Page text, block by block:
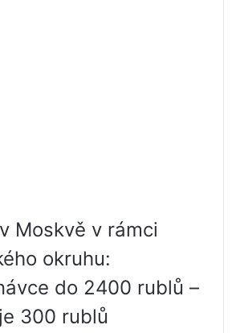
Moskvě v rámci
okruhu:
do 2400 rublů –
300 rublů